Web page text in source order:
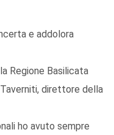
e addolora
Regione Basilicata
direttore della
ho avuto sempre